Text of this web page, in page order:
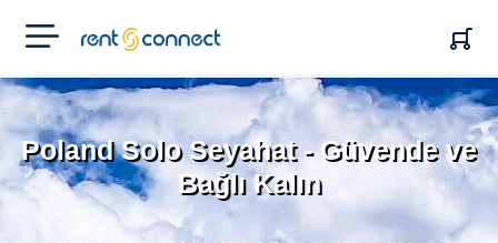
RENT'N
CONNECT
Poland Solo Seyahat - Güvende ve
Bağlı Kalın